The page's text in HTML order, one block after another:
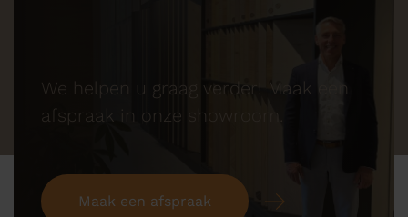
We helpen u graag verder! Maak een
afspraak in onze showroom.
Maak een afspraak